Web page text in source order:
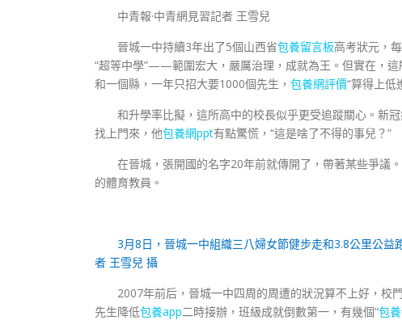
中青報·中青網見習記者 王雪兒
晉城一中持續3年出了5個山西省包養留言板高考狀元，
“超等中學”——範圍宏大，嚴厲治理，成就為王。但實在，
和一個縣，一年只招大要1000個先生， 包養網評價“算得上低
和升學率比擬，這所高中的校長似乎更受追蹤關心。新
找上門來，他包養網ppt有點驚慌，“這是啥了不得的事兒？”
在晉城，張開國的名字20年前就傳開了，帶著某些爭議
的體育教員。
3月8日，晉城一中組織三八婦女節健步走和3.8公里公
者 王雪兒 攝
2007年前后，晉城一中四周的周遭的狀況算不上好，校
先生降低包養app二時接辦，班級成就倒數第一，有幾個“包